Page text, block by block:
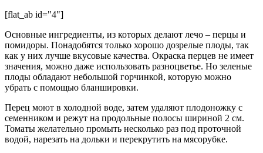
[flat_ab id="4"]
Основные ингредиенты, из которых делают лечо – перцы и
помидоры. Понадобятся только хорошо дозрелые плоды, так
как у них лучше вкусовые качества. Окраска перцев не имеет
значения, можно даже использовать разноцветье. Но зеленые
плоды обладают небольшой горчинкой, которую можно
убрать с помощью бланшировки.
Перец моют в холодной воде, затем удаляют плодоножку с
семенником и режут на продольные полосы шириной 2 см.
Томаты желательно промыть несколько раз под проточной
водой, нарезать на дольки и перекрутить на мясорубке.